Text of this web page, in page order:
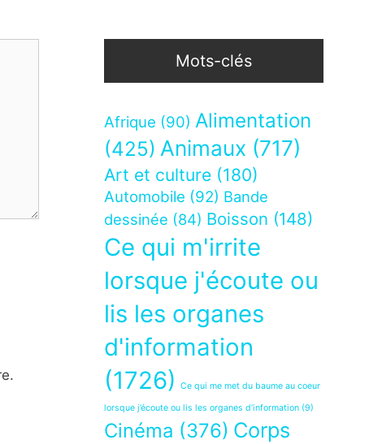
Mots-clés
Afrique (90) Alimentation
(425) Animaux (717)
Art et culture (180)
Automobile (92) Bande
dessinée (84) Boisson (148)
Ce qui m'irrite
lorsque j'écoute ou
lis les organes
d'information
(1726)
Ce qui me met du baume au coeur
lorsque j’écoute ou lis les organes d’information (9)
Cinéma (376) Corps